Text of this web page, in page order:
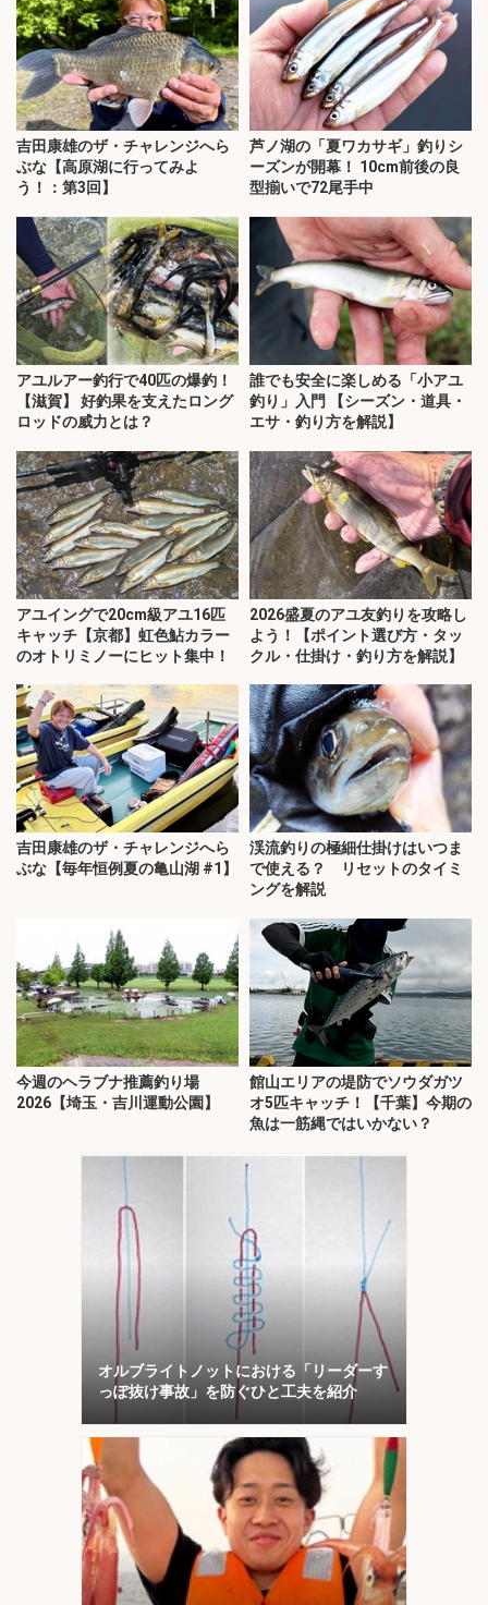
吉田康雄のザ・チャレンジへら
ぶな【高原湖に行ってみよ
う！：第3回】
芦ノ湖の「夏ワカサギ」釣りシ
ーズンが開幕！ 10cm前後の良
型揃いで72尾手中
アユルアー釣行で40匹の爆釣！
【滋賀】 好釣果を支えたロング
ロッドの威力とは？
誰でも安全に楽しめる「小アユ
釣り」入門 【シーズン・道具・
エサ・釣り方を解説】
アユイングで20cm級アユ16匹
キャッチ【京都】虹色鮎カラー
のオトリミノーにヒット集中！
2026盛夏のアユ友釣りを攻略し
よう！【ポイント選び方・タッ
クル・仕掛け・釣り方を解説】
吉田康雄のザ・チャレンジへら
ぶな【毎年恒例夏の亀山湖 #1】
渓流釣りの極細仕掛けはいつま
で使える？ リセットのタイミ
ングを解説
今週のヘラブナ推薦釣り場
2026【埼玉・吉川運動公園】
館山エリアの堤防でソウダガツ
オ5匹キャッチ！【千葉】今期の
魚は一筋縄ではいかない？
オルブライトノットにおける「リーダーす
っぽ抜け事故」を防ぐひと工夫を紹介